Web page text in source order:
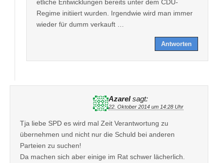
etliche Entwicklungen bereits unter dem CDU-
Regime initiiert wurden. Irgendwie wird man immer
wieder für dumm verkauft …
Antworten
Azarel sagt:
22. Oktober 2014 um 14:28 Uhr
Tja liebe SPD es wird mal Zeit Verantwortung zu
übernehmen und nicht nur die Schuld bei anderen
Parteien zu suchen!
Da machen sich aber einige im Rat schwer lächerlich.